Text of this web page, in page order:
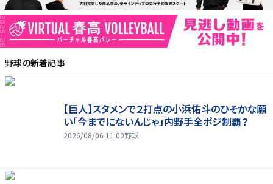
野球の新着記事
【巨人】スタメンで２打点の小浜佑斗のひそかな願
い「今までにないんじゃ」内野手全ポジ制覇？
2026/08/06 11:00野球